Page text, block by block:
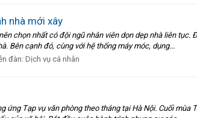
nhà mới xây
chọn nhất có đội ngũ nhân viên dọn dẹp nhà liên
Bên cạnh đó, cùng với hệ thống máy móc, dụng...
đàn:Dịch vụ cá nhân
ứng Tạp vụ văn phòng theo tháng tại Hà Nội. Cuối